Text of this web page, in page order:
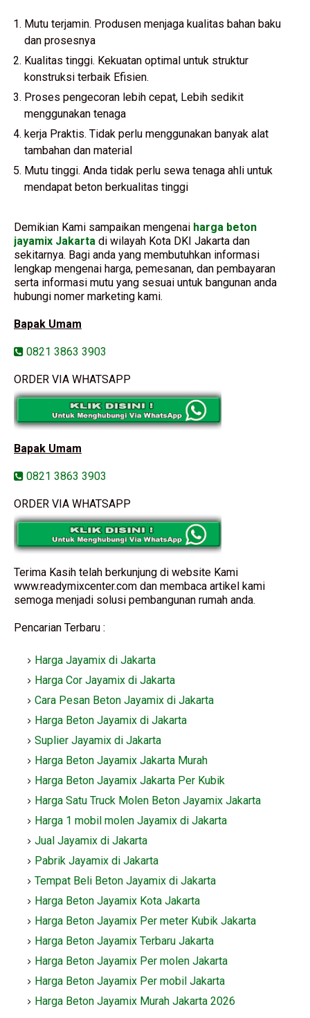
Mutu terjamin. Produsen menjaga kualitas bahan baku
dan prosesnya
Kualitas tinggi. Kekuatan optimal untuk struktur
konstruksi terbaik Efisien.
Proses pengecoran lebih cepat, Lebih sedikit
menggunakan tenaga
kerja Praktis. Tidak perlu menggunakan banyak alat
tambahan dan material
Mutu tinggi. Anda tidak perlu sewa tenaga ahli untuk
mendapat beton berkualitas tinggi
Demikian Kami sampaikan mengenai harga beton
jayamix Jakarta di wilayah Kota DKI Jakarta dan
sekitarnya. Bagi anda yang membutuhkan informasi
lengkap mengenai harga, pemesanan, dan pembayaran
serta informasi mutu yang sesuai untuk bangunan anda
hubungi nomer marketing kami.
Bapak Umam
0821 3863 3903
ORDER VIA WHATSAPP
Bapak Umam
0821 3863 3903
ORDER VIA WHATSAPP
Terima Kasih telah berkunjung di website Kami
www.readymixcenter.com dan membaca artikel kami
semoga menjadi solusi pembangunan rumah anda.
Pencarian Terbaru :
Harga Jayamix di Jakarta
Harga Cor Jayamix di Jakarta
Cara Pesan Beton Jayamix di Jakarta
Harga Beton Jayamix di Jakarta
Suplier Jayamix di Jakarta
Harga Beton Jayamix Jakarta Murah
Harga Beton Jayamix Jakarta Per Kubik
Harga Satu Truck Molen Beton Jayamix Jakarta
Harga 1 mobil molen Jayamix di Jakarta
Jual Jayamix di Jakarta
Pabrik Jayamix di Jakarta
Tempat Beli Beton Jayamix di Jakarta
Harga Beton Jayamix Kota Jakarta
Harga Beton Jayamix Per meter Kubik Jakarta
Harga Beton Jayamix Terbaru Jakarta
Harga Beton Jayamix Per molen Jakarta
Harga Beton Jayamix Per mobil Jakarta
Harga Beton Jayamix Murah Jakarta 2026